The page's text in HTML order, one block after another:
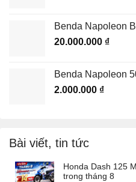
Benda Napoleon
20.000.000 ₫
Benda Napoleon
2.000.000 ₫
Bài viết, tin tức
Honda Dash 125
trong tháng 8